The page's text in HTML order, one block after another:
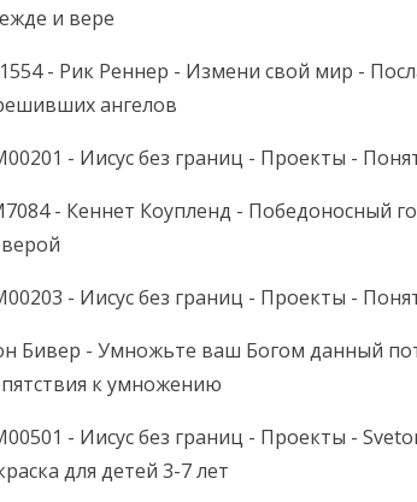
и вере
- Рик Реннер - Измени свой мир -
ангелов
- Иисус без границ - Проекты -
- Кеннет Коупленд - Победоносный
- Иисус без границ - Проекты -
Бивер - Умножьте ваш Богом данный
к умножению
- Иисус без границ - Проекты -
для детей 3-7 лет